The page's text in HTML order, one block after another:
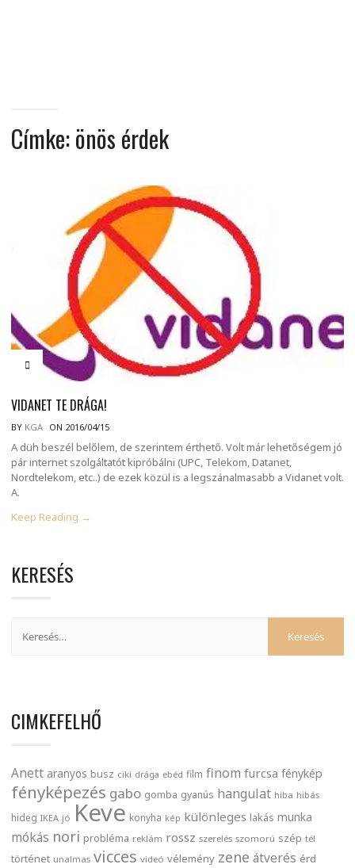
Címke:önös érdek
VIDANET TE DRÁGA!
BY KGA ON 2016/04/15
A düh beszél belőlem, de szerintem érthető. Volt már lehetőségem jó
pár internet szolgáltatót kipróbálni (UPC, Telekom, Datanet,
Nordtelekom, etc..) de ezek közül is a legszánalmasabb a Vidanet volt.
A.
Keep Reading →
KERESÉS
CIMKEFELHŐ
Anett aranyos busz ciki drága ebéd film finom furcsa fénykép
fényképezés gabo gomba gyanús hangulat hiba hibás
hideg IKEA jó Keve konyha kép különleges lakás munka
mókás nori probléma reklám rossz szerelés szomorú szép tél
történet unalmas vicces videó vélemény zene átverés érd